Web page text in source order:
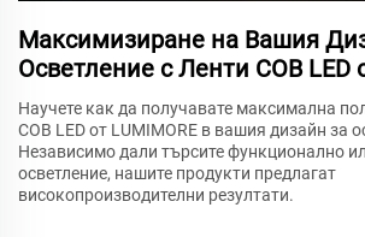
Максимизиране на Вашия
Осветление с Ленти COB LED
Научете как да получавате максимална
COB LED от LUMIMORE в вашия дизайн за
Независимо дали търсите функционално
осветление, нашите продукти предлагат
високопроизводителни резултати.